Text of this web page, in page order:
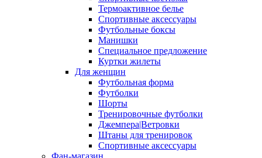
Термоактивное белье
Спортивные аксессуары
Футбольные боксы
Манишки
Специальное предложение
Куртки жилеты
Для женщин
Футбольная форма
Футболки
Шорты
Тренировочные футболки
Джемпера|Ветровки
Штаны для тренировок
Спортивные аксессуары
Фан-магазин